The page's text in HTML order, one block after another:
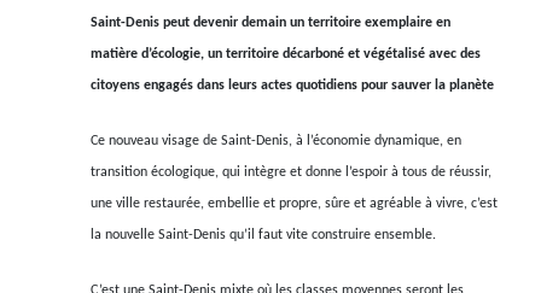
Saint-Denis peut devenir demain un territoire exemplaire en
matière d’écologie, un territoire décarboné et végétalisé avec des
citoyens engagés dans leurs actes quotidiens pour sauver la planète
Ce nouveau visage de Saint-Denis, à l’économie dynamique, en
transition écologique, qui intègre et donne l’espoir à tous de réussir,
une ville restaurée, embellie et propre, sûre et agréable à vivre, c’est
la nouvelle Saint-Denis qu’il faut vite construire ensemble.